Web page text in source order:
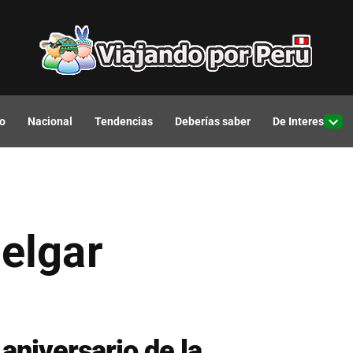
Nacional Tendencias Deberías saber De Interes